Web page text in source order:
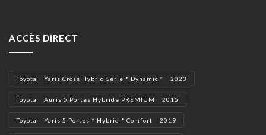
ACCÈS DIRECT
Toyota Yaris Cross Hybrid Série * Dynamic * 2023
Toyota Auris 5 Portes Hybride PREMIUM 2015
Toyota Yaris 5 Portes * Hybrid * Comfort 2019